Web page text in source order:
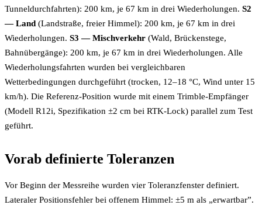
Tunneldurchfahrten): 200 km, je 67 km in drei Wiederholungen. S2
— Land (Landstraße, freier Himmel): 200 km, je 67 km in drei
Wiederholungen. S3 — Mischverkehr (Wald, Brückenstege,
Bahnübergänge): 200 km, je 67 km in drei Wiederholungen. Alle
Wiederholungsfahrten wurden bei vergleichbaren
Wetterbedingungen durchgeführt (trocken, 12–18 °C, Wind unter 15
km/h). Die Referenz-Position wurde mit einem Trimble-Empfänger
(Modell R12i, Spezifikation ±2 cm bei RTK-Lock) parallel zum Test
geführt.
Vorab definierte Toleranzen
Vor Beginn der Messreihe wurden vier Toleranzfenster definiert.
Lateraler Positionsfehler bei offenem Himmel: ±5 m als „erwartbar”.